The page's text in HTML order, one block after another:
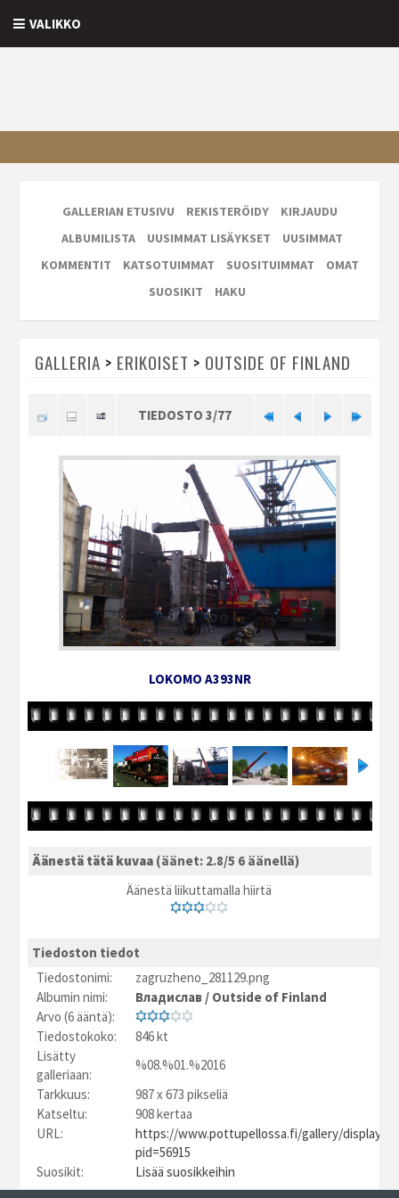
VALIKKO
GALLERIAN ETUSIVU REKISTERÖIDY
KIRJAUDU
ALBUMILISTA
UUSIMMAT LISÄYKSET
UUSIMMAT
KOMMENTIT
KATSOTUIMMAT SUOSITUIMMAT
OMAT
SUOSIKIT
HAKU
GALLERIA > ERIKOISET > OUTSIDE OF FINLAND
TIEDOSTO 3/77
LOKOMO A393NR
Äänestä tätä kuvaa (äänet: 2.8/5 6 äänellä)
Äänestä liikuttamalla hiirtä
Tiedoston tiedot
Tiedostonimi:
zagruzheno_281129.png
Albumin nimi:
Владислав / Outside of Finland
Arvo (6 ääntä):
Tiedostokoko:
846 kt
Lisätty
galleriaan:
%08.%01.%2016
Tarkkuus:
987 x 673 pikseliä
Katseltu:
908 kertaa
URL:
https://www.pottupellossa.fi/gallery/
pid=56915
Suosikit:
Lisää suosikkeihin